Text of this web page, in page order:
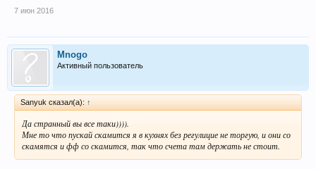
7 июн 2016
Mnogo
Активный пользователь
Sanyuk сказал(а): ↑
Да странный вы все таки)))).
Мне то что пускай скамится я в кухнях без регулицие не торгую, и они со
скамятся и фф со скамится, так что счета там держать не стоит.